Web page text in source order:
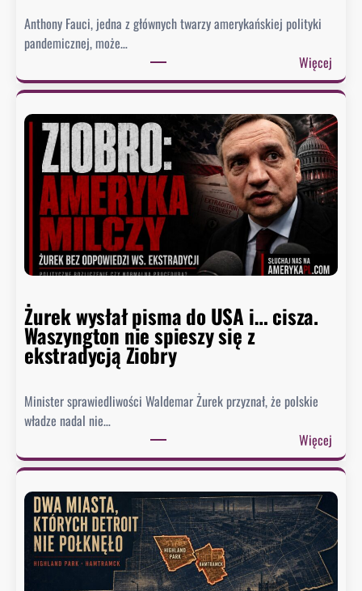
Anthony Fauci, jedna z głównych twarzy amerykańskiej polityki
pandemicznej, może…
Więcej:
S
n
a
t
u
d
a
g
o
.
B
ł
y
o
Żurek wysłał pisma do USA i… cisza.
Waszyngton nie spieszy się z
ekstradycją Ziobry
Minister sprawiedliwości Waldemar Żurek przyznał, że polskie
władze nadal nie…
Więcej:
Ż
r
e
k
w
y